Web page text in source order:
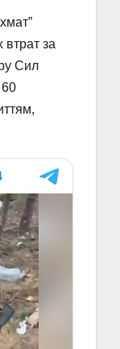
втрат за
Сил